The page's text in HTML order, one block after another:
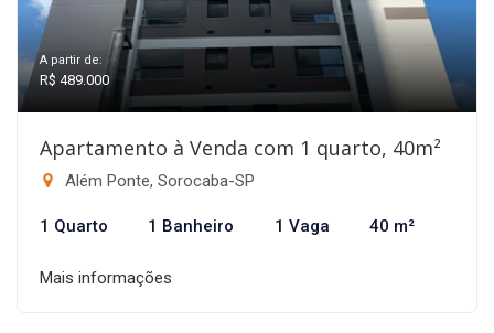
A partir de:
R$ 489.000
Apartamento à Venda com 1 quarto, 40m²
Além Ponte, Sorocaba-SP
1 Quarto 1 Banheiro 1 Vaga 40 m²
Mais informações